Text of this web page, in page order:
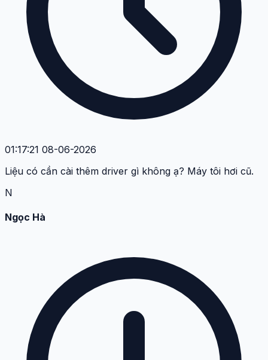
01:17:21 08-06-2026
Liệu có cần cài thêm driver gì không ạ? Máy tôi hơi cũ.
N
Ngọc Hà